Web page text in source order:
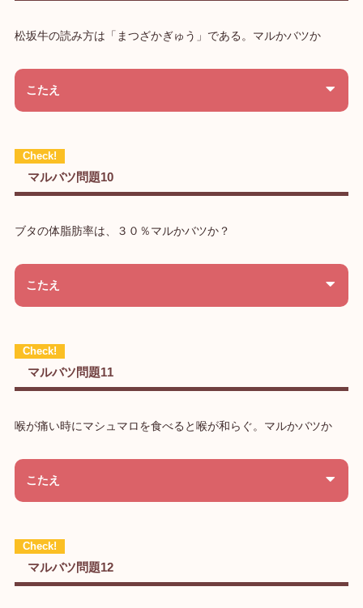
松坂牛の読み方は「まつざかぎゅう」である。マルかバツか
こたえ
マルバツ問題10
ブタの体脂肪率は、３０％マルかバツか？
こたえ
マルバツ問題11
喉が痛い時にマシュマロを食べると喉が和らぐ。マルかバツか
こたえ
マルバツ問題12